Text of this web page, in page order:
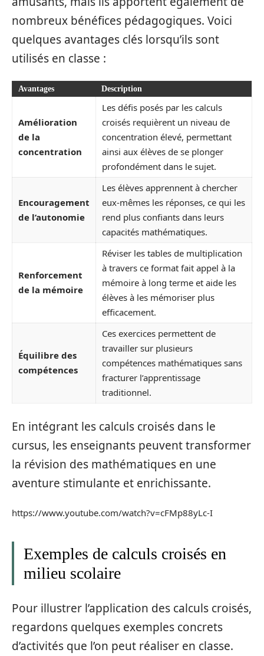
nombreux bénéfices pédagogiques. Voici
quelques avantages clés lorsqu’ils sont
utilisés en classe :
Avantages Description
Amélioration
de la
concentration
Les défis posés par les calculs
croisés requièrent un niveau de
concentration élevé, permettant
ainsi aux élèves de se plonger
profondément dans le sujet.
Encouragement
de l’autonomie
Les élèves apprennent à chercher
eux-mêmes les réponses, ce qui les
rend plus confiants dans leurs
capacités mathématiques.
Renforcement
de la mémoire
Réviser les tables de multiplication
à travers ce format fait appel à la
mémoire à long terme et aide les
élèves à les mémoriser plus
efficacement.
Équilibre des
compétences
Ces exercices permettent de
travailler sur plusieurs
compétences mathématiques sans
fracturer l’apprentissage
traditionnel.
En intégrant les calculs croisés dans le
cursus, les enseignants peuvent transformer
la révision des mathématiques en une
aventure stimulante et enrichissante.
https://www.youtube.com/watch?v=cFMp88yLc-I
Exemples de calculs croisés en
milieu scolaire
Pour illustrer l’application des calculs croisés,
regardons quelques exemples concrets
d’activités que l’on peut réaliser en classe.